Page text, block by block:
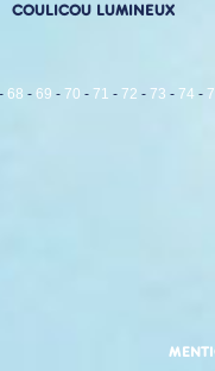
COULICOU LUMINEUX
- 68 - 69 - 70 - 71 - 72 - 73 - 74 -